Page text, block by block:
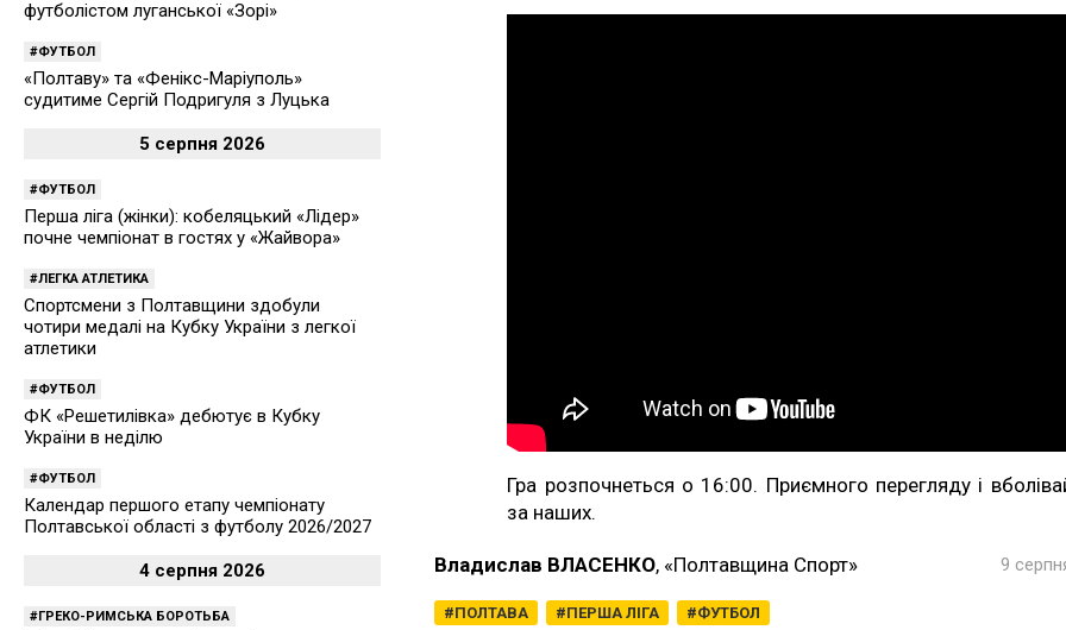
Гра розпочнеться о 16:00. Приємного перегляду і
за наших.
Владислав ВЛАСЕНКО, «Полтавщина Спорт»
ПОЛТАВА ПЕРША ЛІГА ФУТБОЛ
9
футболістом луганської «Зорі»
ФУТБОЛ
«Полтаву» та «Фенікс-Маріуполь»
судитиме Сергій Подригуля з Луцька
5 серпня 2026
ФУТБОЛ
Перша ліга (жінки): кобеляцький «Лідер»
почне чемпіонат в гостях у «Жайвора»
ЛЕГКА АТЛЕТИКА
Спортсмени з Полтавщини здобули
чотири медалі на Кубку України з легкої
атлетики
ФУТБОЛ
ФК «Решетилівка» дебютує в Кубку
України в неділю
ФУТБОЛ
Календар першого етапу чемпіонату
Полтавської області з футболу 2026/2027
4 серпня 2026
ГРЕКО-РИМСЬКА БОРОТЬБА